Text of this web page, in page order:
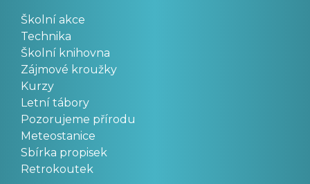
Školní akce
Technika
Školní knihovna
Zájmové kroužky
Kurzy
Letní tábory
Pozorujeme přírodu
Meteostanice
Sbírka propisek
Retrokoutek